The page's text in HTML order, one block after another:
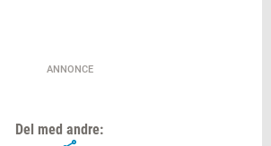
ANNONCE
Del med andre: